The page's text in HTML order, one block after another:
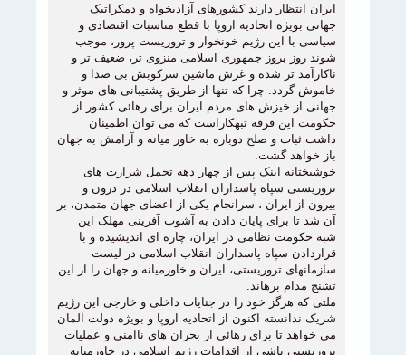
ایران انتظار دارند کشورهای آزادیخواه و دمکراتیک
جهانی بویژه اتحادیه اروپا با قطع مناسبات اقتصادی و
سیاسی با این رژیم خونخوار و تروریست پرور، موجب
شوند روز بروز جمهوری اسلامی منزوی تر، ضعیف تر و
ناکارآمد تر شده و غرش ماشین سرکوبش بی صدا و
خاموش گردد. چرا که تنها از طریق پشتیبانی های موثر و
جهانی از خیزش های مردم ایران برای رهائی کشور از
حکومت این فرقه تبهکاراست که می توان اطمينان
داشت ثبات و صلح دوباره به خاور میانه و آرامش به جهان
باز خواهد گشت.
خوشبختانه اینک پس از چهار دهه تحمل شرارت های
تروريستی سپاه پاسداران انقلاب اسلامی در درون و
بیرون از ایران ، سرانجام یکی از اعضای جهان متمدن، بر
آن شد تا برای پايان دادن به آشوب آفرينی مهلک اين
شبه حکومت نظامی در ایران، چاره ای انديشيده و با
قراردادن سپاه پاسداران انقلاب اسلامی در لیست
سازمانهای تروریستی، ايران و خاورميانه و جهان را از اين
تشنج مدام برهاند.
ملتی که هرگز خود را در جنايات داخلی و خارجی اين رژيم
شريک ندانسته اکنون از اتحادیه اروپا و بویژه دولت آلمان
می خواهد تا برای رهائی از بحران های ناامنی و عملیات
تروریستی ناشی از اقدامات رژيم اسلامی در خاورمیانه